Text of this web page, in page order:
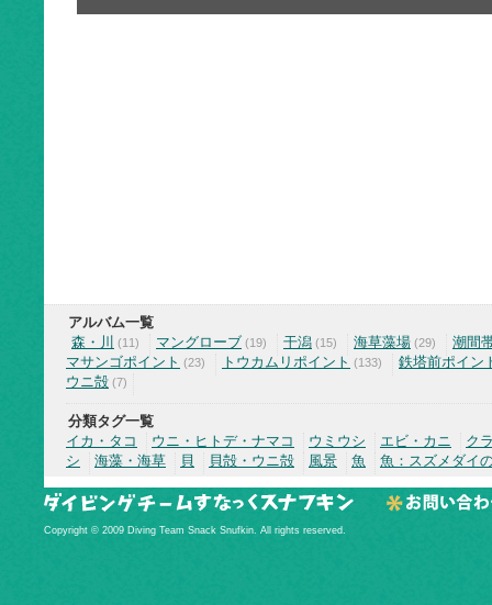
アルバム一覧
森・川
(11) マングローブ (19) 干潟 (15) 海草藻場 (29)
潮間
マサンゴポイント (23) トウカムリポイント (133)
鉄塔前ポイン
ウニ殻 (7)
分類タグ一覧
イカ・タコ
ウニ・ヒトデ・ナマコ ウミウシ エビ・カニ
ク
シ
海藻・海草 貝 貝殻・ウニ殻 風景 魚 魚：スズメダイ
Copyright © 2009 Diving Team Snack Snufkin. All rights reserved.